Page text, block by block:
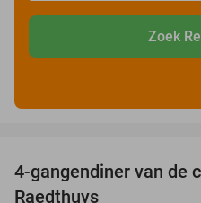
Zoek
4-gangendiner van de
Raedthuys